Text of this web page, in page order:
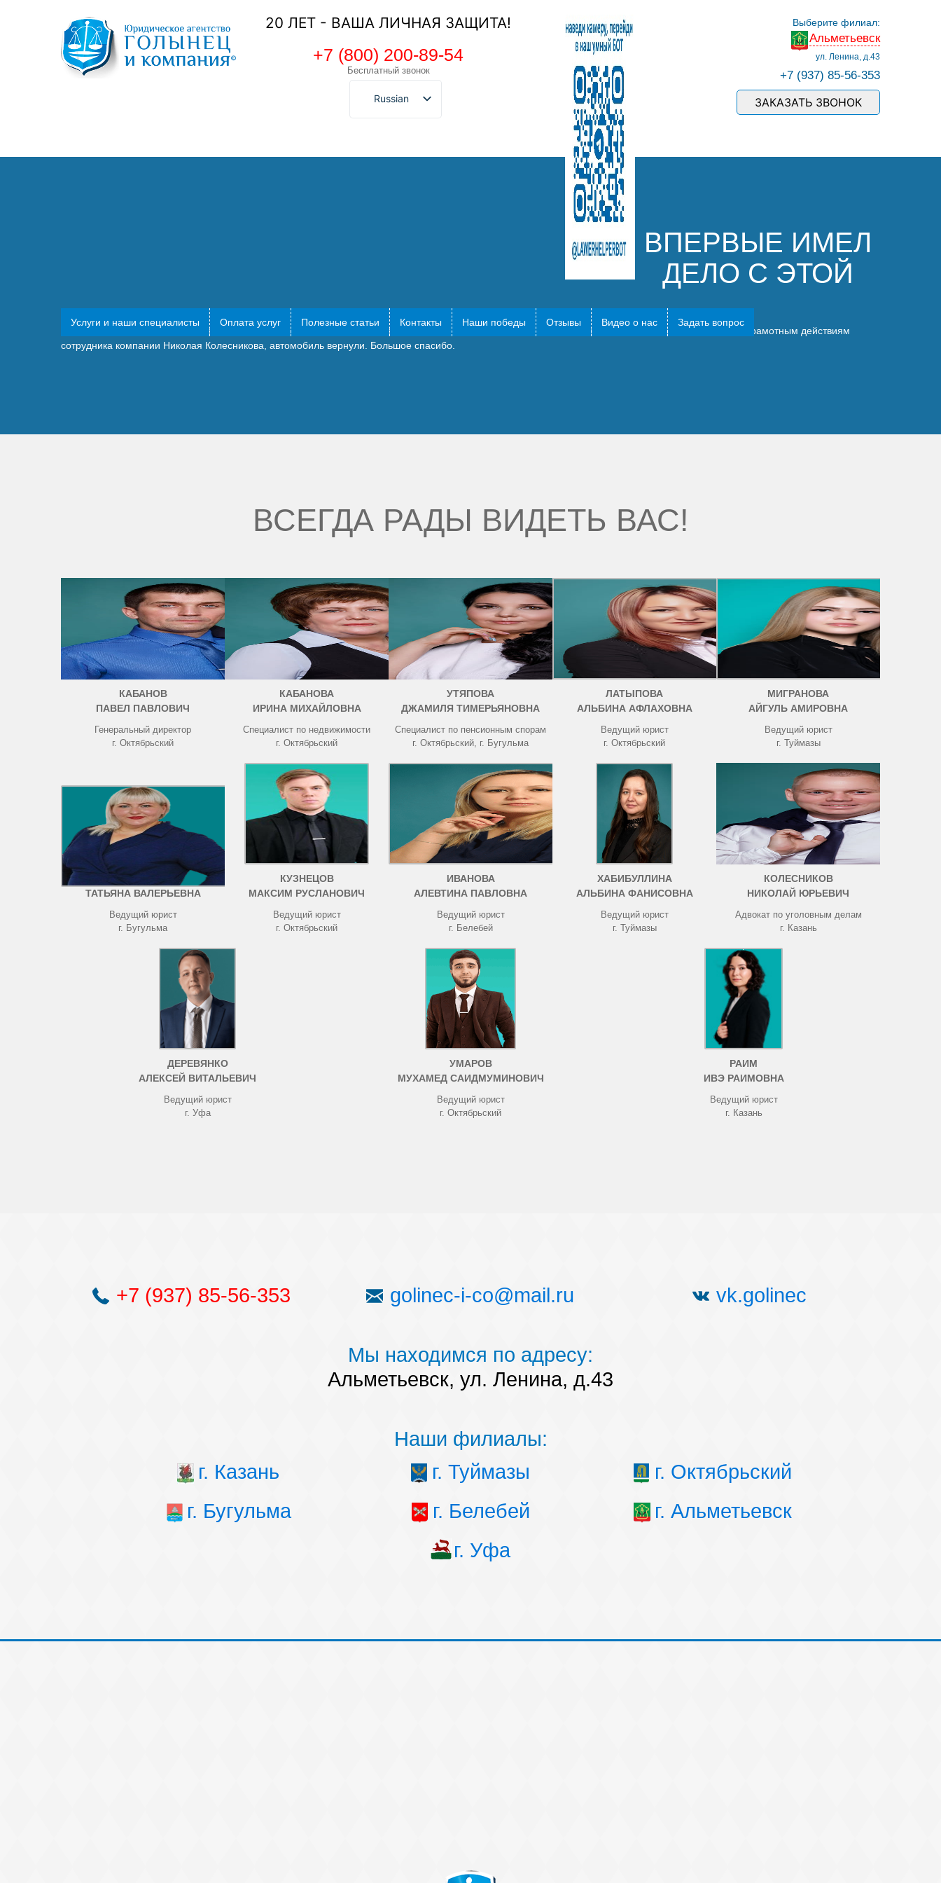
20 ЛЕТ - ВАША ЛИЧНАЯ ЗАЩИТА!
+7 (800) 200-89-54
Бесплатный звонок
Russian
Выберите филиал:
Альметьевск
ул. Ленина, д.43
+7 (937) 85-56-353
ЗАКАЗАТЬ ЗВОНОК
Услуги и наши специалисты Оплата услуг Полезные статьи Контакты Наши победы Отзывы Видео о нас Задать вопрос
ВПЕРВЫЕ ИМЕЛ
ДЕЛО С ЭТОЙ
Впервые имел дело с этой юридической компанией, суть дела, приставы хотели отобрать автомобиль, забрали на стоянку до торгов, но благодаря грамотным действиям
сотрудника компании Николая Колесникова, автомобиль вернули. Большое спасибо.
ВСЕГДА РАДЫ ВИДЕТЬ ВАС!
КАБАНОВ
ПАВЕЛ ПАВЛОВИЧ
Генеральный директор
г. Октябрьский
КАБАНОВА
ИРИНА МИХАЙЛОВНА
Специалист по недвижимости
г. Октябрьский
УТЯПОВА
ДЖАМИЛЯ ТИМЕРЬЯНОВНА
Специалист по пенсионным спорам
г. Октябрьский, г. Бугульма
ЛАТЫПОВА
АЛЬБИНА АФЛАХОВНА
Ведущий юрист
г. Октябрьский
МИГРАНОВА
АЙГУЛЬ АМИРОВНА
Ведущий юрист
г. Туймазы
ЧИСТОВА
ТАТЬЯНА ВАЛЕРЬЕВНА
Ведущий юрист
г. Бугульма
КУЗНЕЦОВ
МАКСИМ РУСЛАНОВИЧ
Ведущий юрист
г. Октябрьский
ИВАНОВА
АЛЕВТИНА ПАВЛОВНА
Ведущий юрист
г. Белебей
ХАБИБУЛЛИНА
АЛЬБИНА ФАНИСОВНА
Ведущий юрист
г. Туймазы
КОЛЕСНИКОВ
НИКОЛАЙ ЮРЬЕВИЧ
Адвокат по уголовным делам
г. Казань
ДЕРЕВЯНКО
АЛЕКСЕЙ ВИТАЛЬЕВИЧ
Ведущий юрист
г. Уфа
УМАРОВ
МУХАМЕД САИДМУМИНОВИЧ
Ведущий юрист
г. Октябрьский
РАИМ
ИВЭ РАИМОВНА
Ведущий юрист
г. Казань
+7 (937) 85-56-353 golinec-i-co@mail.ru vk.golinec
Мы находимся по адресу:
Альметьевск, ул. Ленина, д.43
Наши филиалы:
г. Казань
г. Туймазы
г. Октябрьский
г. Бугульма
г. Белебей
г. Альметьевск
г. Уфа